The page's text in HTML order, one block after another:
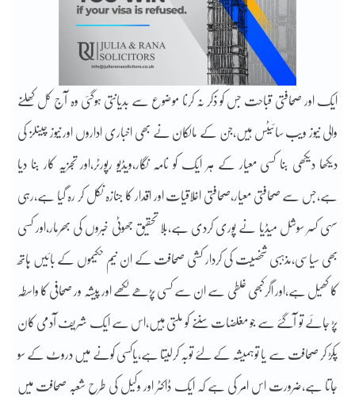
ایک اور صحافتی قباحت جس کو ذکر نہ کرنا موضوع سے بدیانتی ہوگئی وہ آج کل کھلنے
والی نیوز ویب سائیٹس ہیں،جن کے مالکان نے بھی اخباری اداروں اور نیوز چینلز کی
دیکھا دیکھی بنا کسی معیار کے ہر ایک کو نامہ نگار،ویڈیو رپورٹر،اور تجزیہ کار بنا دیا
ہے،جس سے صحافتی معیار،صحافتی اخلاقیات اور اقدار کا جنازہ نکل کر رہ گیا ہے،رہی
سہی کسر سوشل میڈیا نے پوری کردی ہے،بلا تحقیق جھوٹی خبروں کی بھرمار،اور کسی
بھی سیاسی،مذہبی شخصیت کی کردار کشی صحافت کے ان نیم حکیموں کے بائیں ہاتھ
کا کھیل ہے،اور اگرکبھی غلطی سے ان سے کسی پڑھے لکھے اور پیشہ ور صحافی کا واسطہ
پڑ جائے تو آگئے سے جو مغلضات سننے کو ملتی ہیں،اس سے ایک شریف آدمی کان
پکڑ کر صحافت سے یا توہمیشہ کے لئے توبہ کرلیتا ہے،یاکسی کونے میں دروٹ کے سو
جاتا ہے،ضرورت اس امر کی ہے کہ ایک ڈاکٹر اور وکیل کی طرح شعبہ صحافت میں